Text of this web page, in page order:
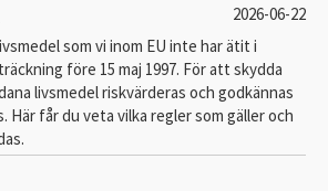
2026-06-22
som vi inom EU inte har ätit i
före 15 maj 1997. För att skydda
livsmedel riskvärderas och godkännas
Här får du veta vilka regler som gäller och